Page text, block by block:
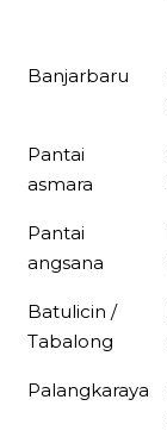
Banjarbaru
Pantai
asmara
Pantai
angsana
Batulicin /
Tabalong
Palangkaraya